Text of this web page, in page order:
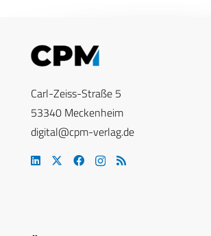
Carl-Zeiss-Straße 5
53340 Meckenheim
digital@cpm-verlag.de